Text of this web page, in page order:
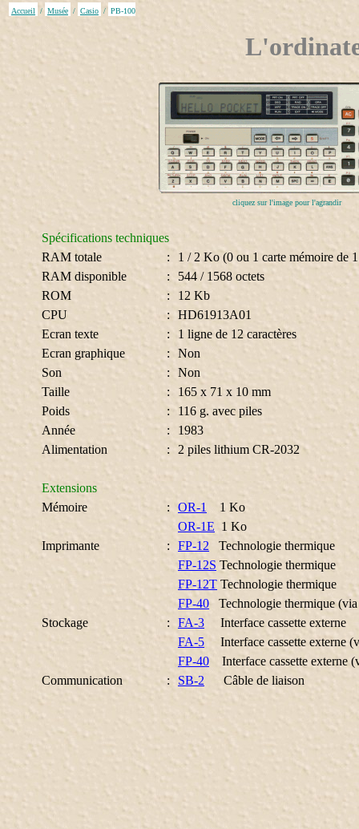
Accueil / Musée / Casio / PB-100
cliquez sur l'image pour l'agrandir
Spécifications techniques
RAM totale
:
1 / 2 Ko (0 ou 1 carte mémoire de
RAM disponible
:
544 / 1568 octets
ROM
:
12 Kb
CPU
: HD61913A01
Ecran texte
:
1 ligne de 12 caractères
Ecran graphique
: Non
Son
:
Non
Taille
:
165 x 71 x 10 mm
Poids
:
116 g. avec piles
Année
:
1983
Alimentation
: 2 piles lithium CR-2032
Extensions
Mémoire
: OR-1
1 Ko
OR-1E 1 Ko
Imprimante
: FP-12 Technologie thermique
FP-12S Technologie thermique
FP-12T Technologie thermique
FP-40 Technologie thermique
Stockage
: FA-3 Interface cassette externe
FA-5 Interface cassette externe
FP-40Interface cassette externe
Communication
: SB-2 Câble de liaison